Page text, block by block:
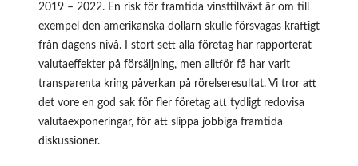
2019 – 2022. En risk för framtida vinsttillväxt är om till
exempel den amerikanska dollarn skulle försvagas kraftigt
från dagens nivå. I stort sett alla företag har rapporterat
valutaeffekter på försäljning, men alltför få har varit
transparenta kring påverkan på rörelseresultat. Vi tror att
det vore en god sak för fler företag att tydligt redovisa
valutaexponeringar, för att slippa jobbiga framtida
diskussioner.